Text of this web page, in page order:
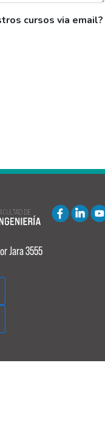
cursos via email?
Jara 3555